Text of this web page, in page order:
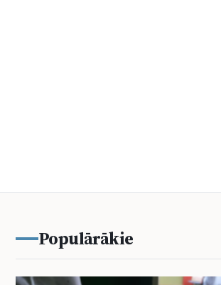
Populārākie